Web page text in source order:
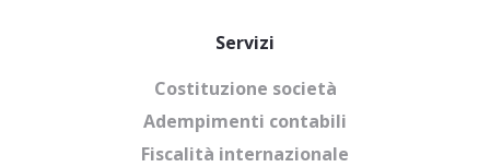
Servizi
Costituzione società
Adempimenti contabili
Fiscalità internazionale